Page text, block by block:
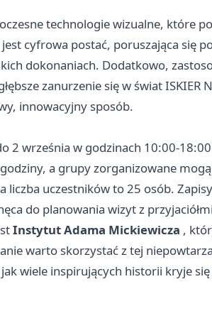
technologie wizualne, które
cyfrowa postać, poruszająca się
dokonaniach. Dodatkowo,
zanurzenie się w świat ISKIER
innowacyjny sposób.
2 września w godzinach 10:00-
a grupy zorganizowane
uczestników to 25 osób.
do planowania wizyt z
Instytut Adama Mickiewicza ,
warto skorzystać z tej
wiele inspirujących historii kryje